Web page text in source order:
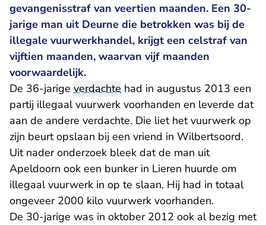
gevangenisstraf van veertien maanden. Een 30-
jarige man uit Deurne die betrokken was bij de
illegale vuurwerkhandel, krijgt een celstraf van
vijftien maanden, waarvan vijf maanden
voorwaardelijk.
De 36-jarige verdachte had in augustus 2013 een
partij illegaal vuurwerk voorhanden en leverde dat
aan de andere verdachte. Die liet het vuurwerk op
zijn beurt opslaan bij een vriend in Wilbertsoord.
Uit nader onderzoek bleek dat de man uit
Apeldoorn ook een bunker in Lieren huurde om
illegaal vuurwerk in op te slaan. Hij had in totaal
ongeveer 2000 kilo vuurwerk voorhanden.
De 30-jarige was in oktober 2012 ook al bezig met